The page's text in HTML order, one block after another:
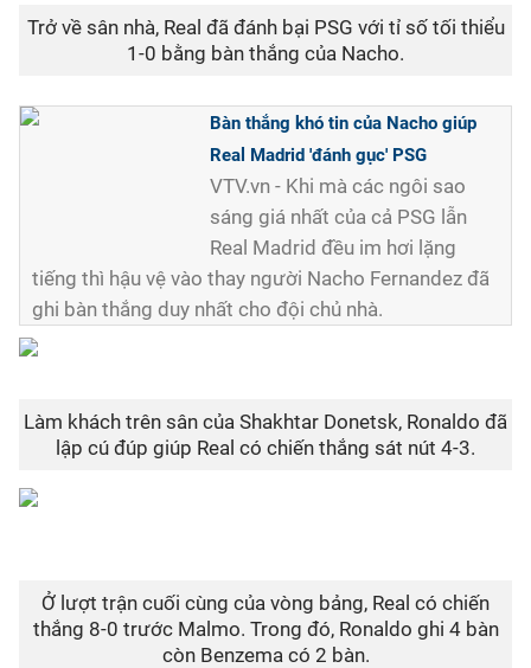
Trở về sân nhà, Real đã đánh bại PSG với tỉ số tối thiểu
1-0 bằng bàn thắng của Nacho.
Bàn thắng khó tin của Nacho giúp
Real Madrid 'đánh gục' PSG
VTV.vn - Khi mà các ngôi sao
sáng giá nhất của cả PSG lẫn
Real Madrid đều im hơi lặng
tiếng thì hậu vệ vào thay người Nacho Fernandez đã
ghi bàn thắng duy nhất cho đội chủ nhà.
Làm khách trên sân của Shakhtar Donetsk, Ronaldo đã
lập cú đúp giúp Real có chiến thắng sát nút 4-3.
Ở lượt trận cuối cùng của vòng bảng, Real có chiến
thắng 8-0 trước Malmo. Trong đó, Ronaldo ghi 4 bàn
còn Benzema có 2 bàn.